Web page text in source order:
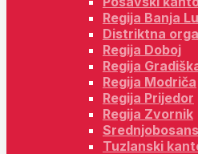
Regija Banja
Distriktna
Regija Doboj
Regija
Regija Modriča
Regija Prijedor
Regija Zvornik
Tuzlanski